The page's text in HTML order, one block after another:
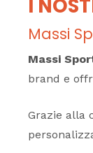
I
Massi
Massi
brand e
Grazie alla